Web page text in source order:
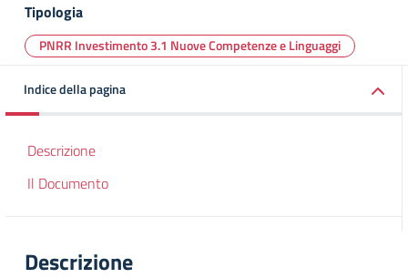
Tipologia
PNRR Investimento 3.1 Nuove Competenze e Linguaggi
Indice della pagina
Descrizione
Il Documento
Descrizione